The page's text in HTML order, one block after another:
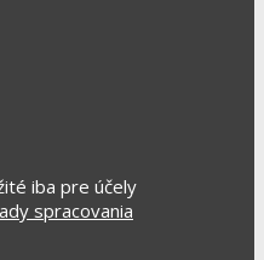
iba pre účely
spracovania